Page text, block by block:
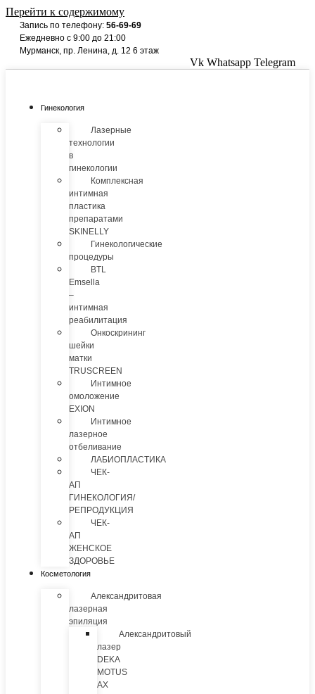
Перейти к содержимому
Запись по телефону: 56-69-69
Ежедневно с 9:00 до 21:00
Мурманск, пр. Ленина, д. 12 6 этаж
Vk Whatsapp Telegram
Гинекология
Лазерные
технологии
в
гинекологии
Комплексная
интимная
пластика
препаратами
SKINELLY
Гинекологические
процедуры
BTL
Emsella
–
интимная
реабилитация
Онкоскрининг
шейки
матки
TRUSCREEN
Интимное
омоложение
EXION
Интимное
лазерное
отбеливание
ЛАБИОПЛАСТИКА
ЧЕК-
АП
ГИНЕКОЛОГИЯ/
РЕПРОДУКЦИЯ
ЧЕК-
АП
ЖЕНСКОЕ
ЗДОРОВЬЕ
Косметология
Александритовая
лазерная
эпиляция
Александритовый
лазер
DEKA
MOTUS
AX